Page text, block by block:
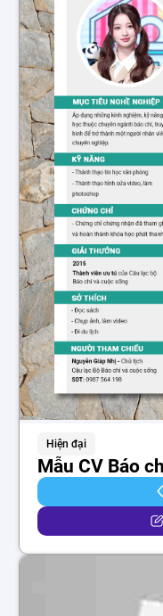
Hiện đại
Mẫu CV Báo